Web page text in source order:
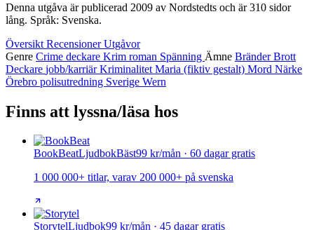
Denna utgåva är publicerad 2009 av Nordstedts och är 310 sidor
lång. Språk: Svenska.
Översikt RecensionerUtgåvor
Genre Crime deckare Krim roman Spänning Ämne BränderBrott
Deckare jobb/karriärKriminalitet Maria (fiktiv gestalt) Mord Närke
Örebro polisutredning Sverige Wern
Finns att lyssna/läsa hos
BookBeatLjudbokBäst99 kr/mån · 60 dagar gratis
1 000 000+ titlar, varav 200 000+ på svenska
StorytelLjudbok99 kr/mån · 45 dagar gratis